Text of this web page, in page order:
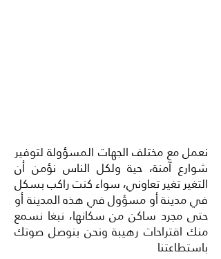
نعمل مع مختلف الجهات المسؤولة لتوفير
شوارع آمنة، حية ولكل الناس نؤمن أن
التغير تغير تعاوني، سواء كنت راكب بسكل
في مدينة أو مسؤول في هذه المدينة أو
حتى مجرد ساكن من سكانها، نبغا نسمع
منك اقتراحات رهيبة ونحن بنوصل صوتك
باستطاعتنا